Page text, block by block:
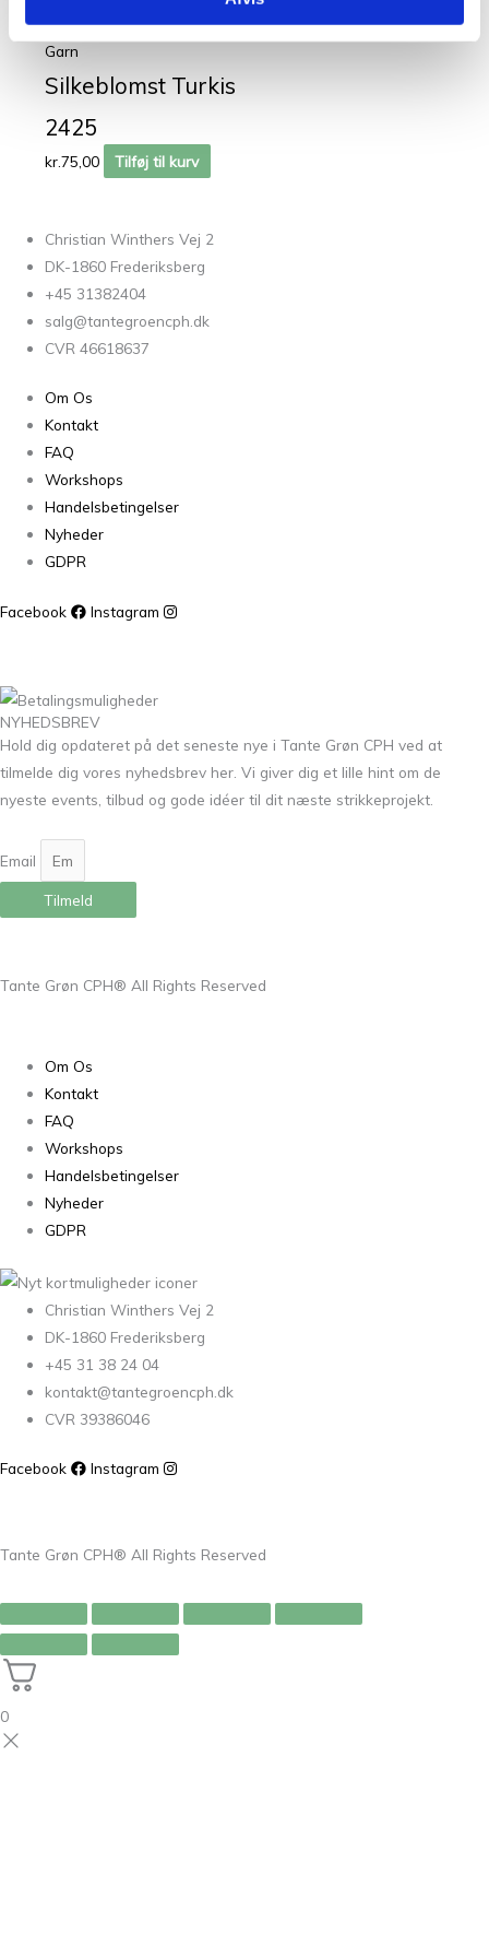
30% silke og 70% mohair
Garn
Silkeblomst Turkis
2425
kr.75,00 Tilføj til kurv
Christian Winthers Vej 2
DK-1860 Frederiksberg
+45 31382404
salg@tantegroencph.dk
CVR 46618637
Om Os
Kontakt
FAQ
Workshops
Handelsbetingelser
Nyheder
GDPR
Facebook Instagram
NYHEDSBREV
Hold dig opdateret på det seneste nye i Tante Grøn CPH ved at
tilmelde dig vores nyhedsbrev her. Vi giver dig et lille hint om de
nyeste events, tilbud og gode idéer til dit næste strikkeprojekt.
Email
Tilmeld
Tante Grøn CPH® All Rights Reserved
Om Os
Kontakt
FAQ
Workshops
Handelsbetingelser
Nyheder
GDPR
Christian Winthers Vej 2
DK-1860 Frederiksberg
+45 31 38 24 04
kontakt@tantegroencph.dk
CVR 39386046
Facebook Instagram
Tante Grøn CPH® All Rights Reserved
0